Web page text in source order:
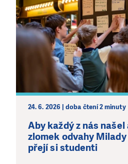
24. 6. 2026 | doba čtení 2 minuty
Aby každý z nás
zlomek odvahy
přejí si studenti